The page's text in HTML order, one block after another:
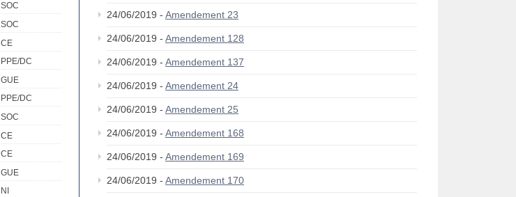
SOC
SOC
CE
PPE/DC
GUE
PPE/DC
SOC
CE
CE
GUE
NI
24/06/2019 - Amendement 23
24/06/2019 - Amendement 128
24/06/2019 - Amendement 137
24/06/2019 - Amendement 24
24/06/2019 - Amendement 25
24/06/2019 - Amendement 168
24/06/2019 - Amendement 169
24/06/2019 - Amendement 170